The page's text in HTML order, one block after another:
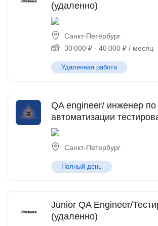
(удаленно)
Санкт-Петербург
30 000 ₽ - 40 000 ₽ / месяц
Удаленная работа
QA engineer/ инженер по
автоматизации
Санкт-Петербург
Полный день
Junior QA Engineer/
(удаленно)